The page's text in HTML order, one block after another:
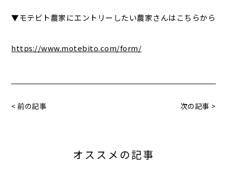
▼モテビト農家にエントリーしたい農家さんはこちらから
https://www.motebito.com/form/
< 前の記事 次の記事 >
オススメの記事